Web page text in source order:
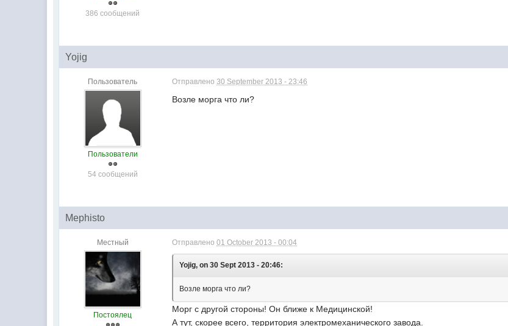
386 сообщений
Yojig
Пользователь
Пользователи
54 сообщений
Отправлено30 September 2013 - 23:46
Возле морга что ли?
Mephisto
Местный
Постоялец
Отправлено01 October 2013 - 00:04
Yojig, on 30 Sept 2013 - 20:46:
Возле морга что ли?
Морг с другой стороны! Он ближе к Медицинской!
А тут, скорее всего, территория электромеханического завода.